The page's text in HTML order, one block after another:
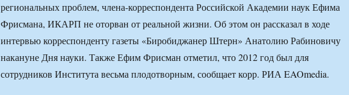
региональных проблем, члена-корреспондента Российской Академии наук Ефима
Фрисмана, ИКАРП не оторван от реальной жизни. Об этом он рассказал в ходе
интервью корреспонденту газеты «Биробиджанер Штерн» Анатолию Рабиновичу
накануне Дня науки. Также Ефим Фрисман отметил, что 2012 год был для
сотрудников Института весьма плодотворным, сообщает корр. РИА EAOmedia.